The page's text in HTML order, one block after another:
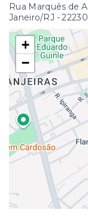
Rua Marquês de
Janeiro/RJ -
+
−